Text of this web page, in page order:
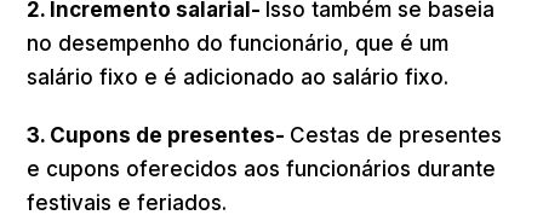
2. Incremento salarial- Isso também se baseia
no desempenho do funcionário, que é um
salário fixo e é adicionado ao salário fixo.
3. Cupons de presentes- Cestas de presentes
e cupons oferecidos aos funcionários durante
festivais e feriados.